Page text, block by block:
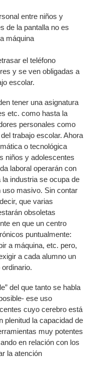
entre niños y
de la pantalla no es
máquina
el teléfono
y se ven obligadas a
escolar.
tener una asignatura
etc. como hasta la
personales como
trabajo escolar. Ahora
o tecnológica
niños y adolescentes
laboral operarán con
industria se ocupa de
uso masivo. Sin contar
que varias
obsoletas
en que un centro
puntualmente:
a máquina, etc. pero,
a cada alumno un
del que tanto se habla
ese uso
cuyo cerebro está
plenitud la capacidad de
muy potentes
en relación con los
la atención